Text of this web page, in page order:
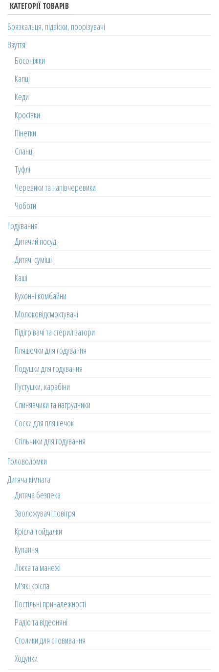
КАТЕГОРІЇ ТОВАРІВ
Брязкальця, підвіски, прорізувачі
Взуття
Босоніжки
Капці
Кеди
Кросівки
Пінетки
Сланці
Туфлі
Черевики та напівчеревики
Чоботи
Годування
Дитячий посуд
Дитячі суміші
Каші
Кухонні комбайни
Молоковідсмоктувачі
Підігрівачі та стерилізатори
Пляшечки для годування
Подушки для годування
Пустушки, карабіни
Слинявчики та нагрудники
Соски для пляшечок
Стільчики для годування
Головоломки
Дитяча кімната
Дитяча безпека
Зволожувачі повітря
Крісла-гойдалки
Купання
Ліжка та манежі
М'які крісла
Постільні приналежності
Радіо та відеоняні
Столики для сповивання
Ходунки